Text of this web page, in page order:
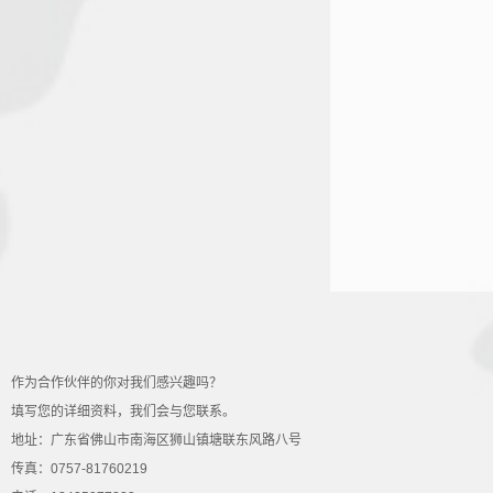
作为合作伙伴的你对我们感兴趣吗？
填写您的详细资料，我们会与您联系。
地址：广东省佛山市南海区狮山镇塘联东风路八号
传真：0757-81760219